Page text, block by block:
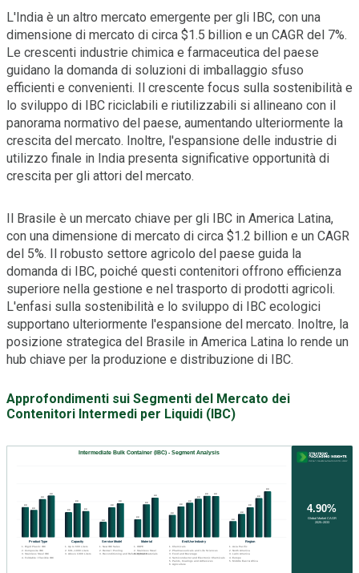
L'India è un altro mercato emergente per gli IBC, con una
dimensione di mercato di circa $1.5 billion e un CAGR del 7%.
Le crescenti industrie chimica e farmaceutica del paese
guidano la domanda di soluzioni di imballaggio sfuso
efficienti e convenienti. Il crescente focus sulla sostenibilità e
lo sviluppo di IBC riciclabili e riutilizzabili si allineano con il
panorama normativo del paese, aumentando ulteriormente la
crescita del mercato. Inoltre, l'espansione delle industrie di
utilizzo finale in India presenta significative opportunità di
crescita per gli attori del mercato.
Il Brasile è un mercato chiave per gli IBC in America Latina,
con una dimensione di mercato di circa $1.2 billion e un CAGR
del 5%. Il robusto settore agricolo del paese guida la
domanda di IBC, poiché questi contenitori offrono efficienza
superiore nella gestione e nel trasporto di prodotti agricoli.
L'enfasi sulla sostenibilità e lo sviluppo di IBC ecologici
supportano ulteriormente l'espansione del mercato. Inoltre, la
posizione strategica del Brasile in America Latina lo rende un
hub chiave per la produzione e distribuzione di IBC.
Approfondimenti sui Segmenti del Mercato dei
Contenitori Intermedi per Liquidi (IBC)